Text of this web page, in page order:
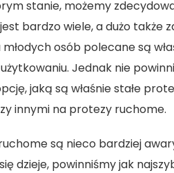
stanie, możemy
bardzo wiele, a dużo także
osób polecane są
Jednak nie
jaką są właśnie stałe
innymi na protezy ruchome.
są nieco bardziej
dzieje, powinniśmy jak